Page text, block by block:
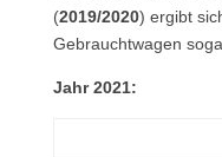
(2019/2020) ergibt
Gebrauchtwagen
Jahr 2021: